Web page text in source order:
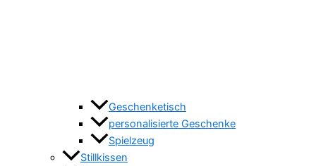
Geschenketisch
personalisierte Geschenke
Spielzeug
Stillkissen